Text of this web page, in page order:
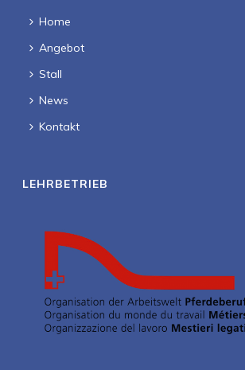
Home
Angebot
Stall
News
Kontakt
LEHRBETRIEB